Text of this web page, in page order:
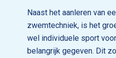
Naast het aanleren van
zwemtechniek, is het
wel individuele sport
belangrijk gegeven. Dit